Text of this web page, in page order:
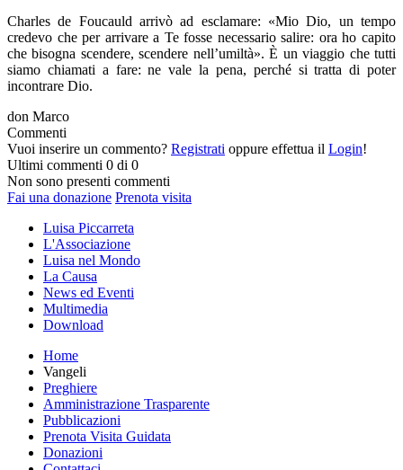
Charles de Foucauld arrivò ad esclamare: «Mio Dio, un tempo
credevo che per arrivare a Te fosse necessario salire: ora ho capito
che bisogna scendere, scendere nell’umiltà». È un viaggio che tutti
siamo chiamati a fare: ne vale la pena, perché si tratta di poter
incontrare Dio.
don Marco
Commenti
Vuoi inserire un commento? Registrati oppure effettua il Login!
Ultimi commenti 0 di 0
Non sono presenti commenti
Fai una donazione Prenota visita
Luisa Piccarreta
L'Associazione
Luisa nel Mondo
La Causa
News ed Eventi
Multimedia
Download
Home
Vangeli
Preghiere
Amministrazione Trasparente
Pubblicazioni
Prenota Visita Guidata
Donazioni